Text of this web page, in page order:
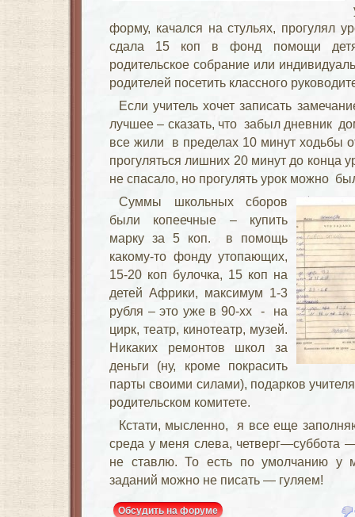
форму, качался на стульях, прогулял
сдала 15 коп в фонд помощи
родительское собрание или
родителей посетить классного
Если учитель хочет записать
лучшее – сказать, что забыл дневник
все жили в пределах 10 минут ходьбы
прогуляться лишних 20 минут до конца
не спасало, но прогулять урок можно
Суммы школьных сборов
были копеечные – купить
марку за 5 коп. в помощь
какому-то фонду утопающих,
15-20 коп булочка, 15 коп на
детей Африки, максимум 1-3
рубля – это уже в 90-хх - на
цирк, театр, кинотеатр, музей.
Никаких ремонтов школ за
деньги (ну, кроме покрасить
парты своими силами), подарков
родительском комитете.
Кстати, мысленно, я все еще
среда у меня слева, четверг—суббота
не ставлю. То есть по умолчанию у
заданий можно не писать — гуляем!
Обсудить на форуме